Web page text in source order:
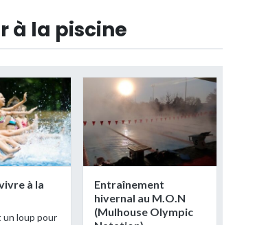
à la piscine
à la
un loup pour
Entraînement
hivernal au M.O.N
(Mulhouse Olympic